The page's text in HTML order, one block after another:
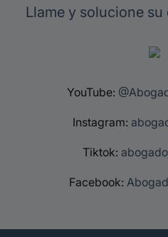
Llame y solucione su
YouTube:
Instagram:
Tiktok:
Facebook: